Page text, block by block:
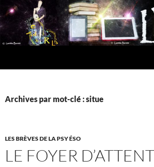
Aller
au
contenu
Archives par mot-clé : situe
LES BRÈVES DE LA PSY ÉSO
LE FOYER